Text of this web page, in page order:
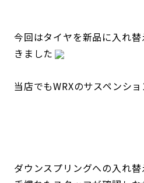
今回はタイヤを新品に入れ
きました
当店でもWRXのサスペンシ
ダウンスプリングへの入れ